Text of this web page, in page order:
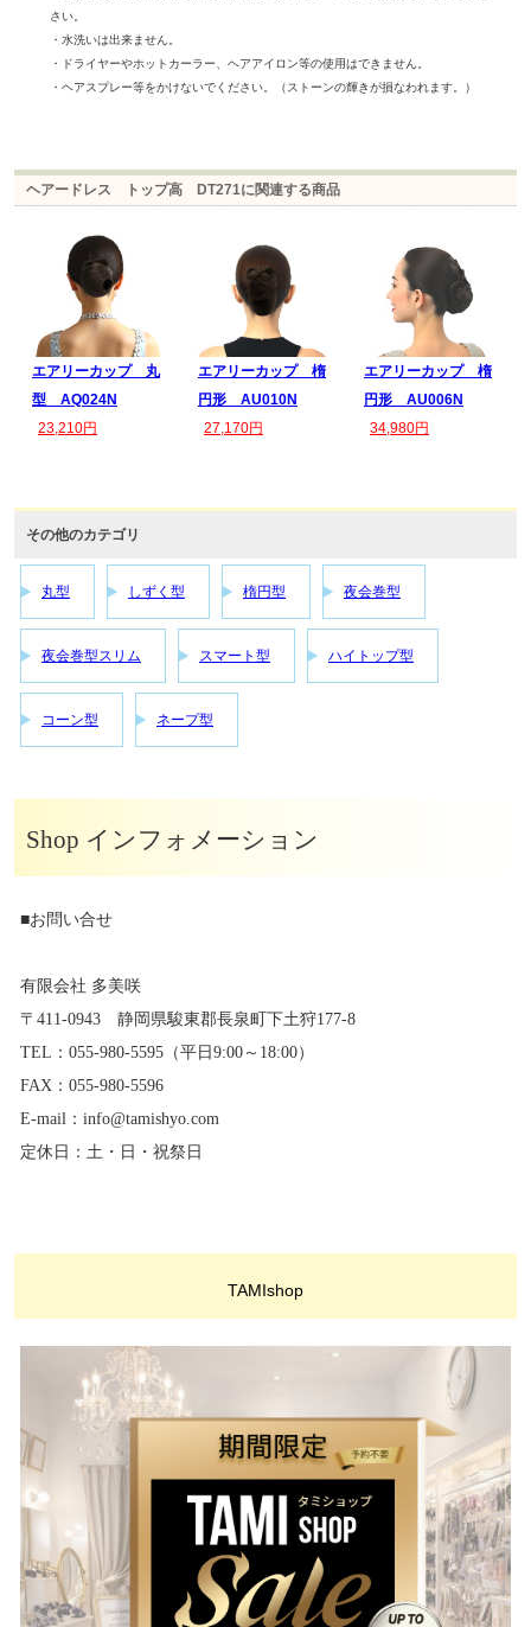
さい。
・水洗いは出来ません。
・ドライヤーやホットカーラー、ヘアアイロン等の使用はできません。
・ヘアスプレー等をかけないでください。（ストーンの輝きが損なわれます。）
ヘアードレス トップ高 DT271に関連する商品
エアリーカップ 丸
型 AQ024N
23,210円
エアリーカップ 楕
円形 AU010N
27,170円
エアリーカップ 楕
円形 AU006N
34,980円
その他のカテゴリ
丸型 しずく型 楕円型 夜会巻型
夜会巻型スリム スマート型 ハイトップ型
コーン型 ネープ型
Shop インフォメーション
■お問い合せ
有限会社 多美咲
〒411-0943 静岡県駿東郡長泉町下土狩177-8
TEL：055-980-5595（平日9:00～18:00）
FAX：055-980-5596
E-mail：info@tamishyo.com
定休日：土・日・祝祭日
TAMIshop